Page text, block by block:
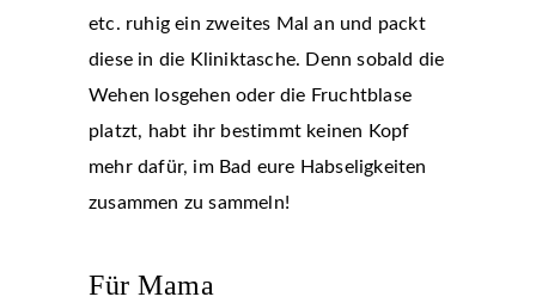
etc. ruhig ein zweites Mal an und packt
diese in die Kliniktasche. Denn sobald die
Wehen losgehen oder die Fruchtblase
platzt, habt ihr bestimmt keinen Kopf
mehr dafür, im Bad eure Habseligkeiten
zusammen zu sammeln!
Für Mama